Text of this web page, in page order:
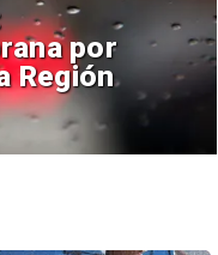
por
Región